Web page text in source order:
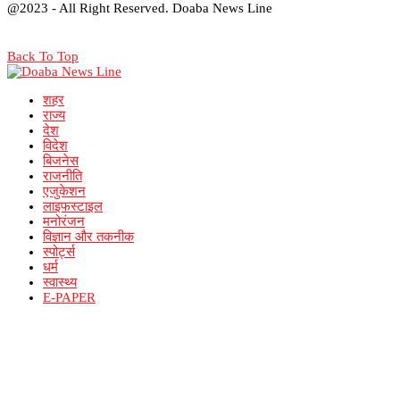
@2023 - All Right Reserved. Doaba News Line
Back To Top
शहर
राज्य
देश
विदेश
बिजनेस
राजनीति
एजुकेशन
लाइफस्टाइल
मनोरंजन
विज्ञान और तकनीक
स्पोर्ट्स
धर्म
स्वास्थ्य
E-PAPER